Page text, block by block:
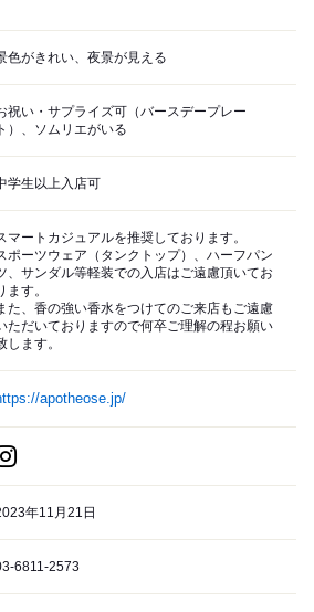
色がきれい、夜景が見える
祝い・サプライズ可（バースデープレー
ト）、ソムリエがいる
学生以上入店可
マートカジュアルを推奨しております。
ポーツウェア（タンクトップ）、ハーフパン
、サンダル等軽装での入店はご遠慮頂いてお
ます。
た、香の強い香水をつけてのご来店もご遠慮
ただいておりますので何卒ご理解の程お願い
します。
apotheose.jp/
年11月21日
6811-2573